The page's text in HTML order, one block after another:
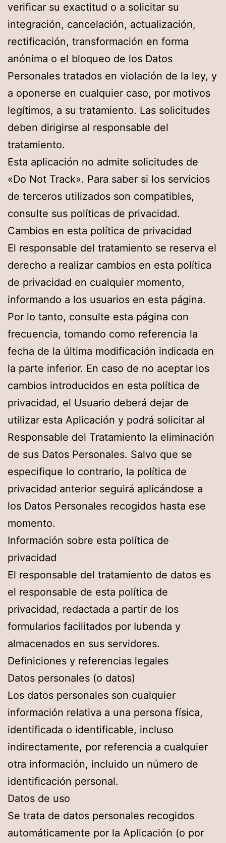
verificar su exactitud o a solicitar su
integración, cancelación, actualización,
rectificación, transformación en forma
anónima o el bloqueo de los Datos
Personales tratados en violación de la ley, y
a oponerse en cualquier caso, por motivos
legítimos, a su tratamiento. Las solicitudes
deben dirigirse al responsable del
tratamiento.
Esta aplicación no admite solicitudes de
«Do Not Track». Para saber si los servicios
de terceros utilizados son compatibles,
consulte sus políticas de privacidad.
Cambios en esta política de privacidad
El responsable del tratamiento se reserva el
derecho a realizar cambios en esta política
de privacidad en cualquier momento,
informando a los usuarios en esta página.
Por lo tanto, consulte esta página con
frecuencia, tomando como referencia la
fecha de la última modificación indicada en
la parte inferior. En caso de no aceptar los
cambios introducidos en esta política de
privacidad, el Usuario deberá dejar de
utilizar esta Aplicación y podrá solicitar al
Responsable del Tratamiento la eliminación
de sus Datos Personales. Salvo que se
especifique lo contrario, la política de
privacidad anterior seguirá aplicándose a
los Datos Personales recogidos hasta ese
momento.
Información sobre esta política de
privacidad
El responsable del tratamiento de datos es
el responsable de esta política de
privacidad, redactada a partir de los
formularios facilitados por Iubenda y
almacenados en sus servidores.
Definiciones y referencias legales
Datos personales (o datos)
Los datos personales son cualquier
información relativa a una persona física,
identificada o identificable, incluso
indirectamente, por referencia a cualquier
otra información, incluido un número de
identificación personal.
Datos de uso
Se trata de datos personales recogidos
automáticamente por la Aplicación (o por